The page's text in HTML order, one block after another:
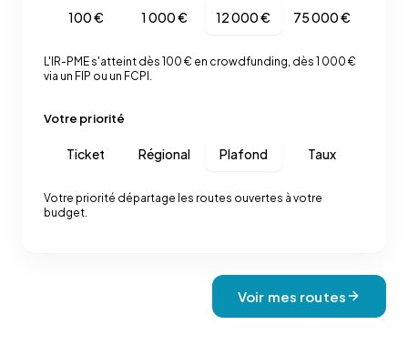
100 € 1 000 € 12 000 € 75 000 €
L'IR-PME s'atteint dès 100 € en crowdfunding, dès 1 000 €
via un FIP ou un FCPI.
Votre priorité
Ticket Régional Plafond Taux
Votre priorité départage les routes ouvertes à votre
budget.
Voir mes routes